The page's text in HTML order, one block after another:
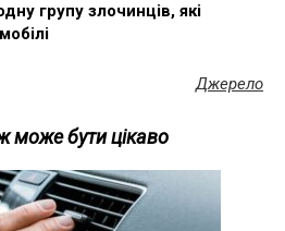
групу злочинців, які
Джерело
може бути цікаво